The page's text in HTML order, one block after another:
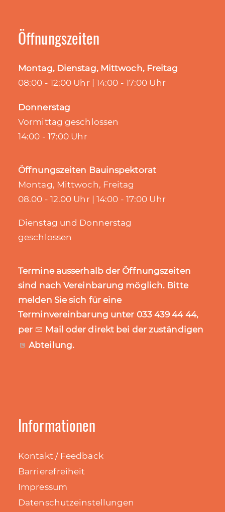
Öffnungszeiten
Montag, Dienstag, Mittwoch, Freitag
08:00 - 12:00 Uhr | 14:00 - 17:00 Uhr
Donnerstag
Vormittag geschlossen
14:00 - 17:00 Uhr
Öffnungszeiten Bauinspektorat
Montag, Mittwoch, Freitag
08.00 - 12.00 Uhr | 14:00 - 17:00 Uhr
Dienstag und Donnerstag
geschlossen
Termine ausserhalb der Öffnungszeiten
sind nach Vereinbarung möglich. Bitte
melden Sie sich für eine
Terminvereinbarung unter 033 439 44 44,
per
Mail oder direkt bei der zuständigen
Abteilung.
Informationen
Kontakt / Feedback
Barrierefreiheit
Impressum
Datenschutzeinstellungen